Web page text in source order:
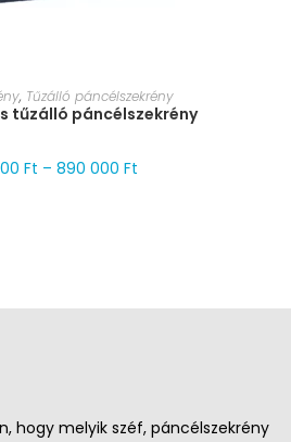
VÁLASZTÁSA
, Tűzálló páncélszekrény
tűzálló páncélszekrény
Ft – 890 000 Ft
hogy melyik széf, páncélszekrény